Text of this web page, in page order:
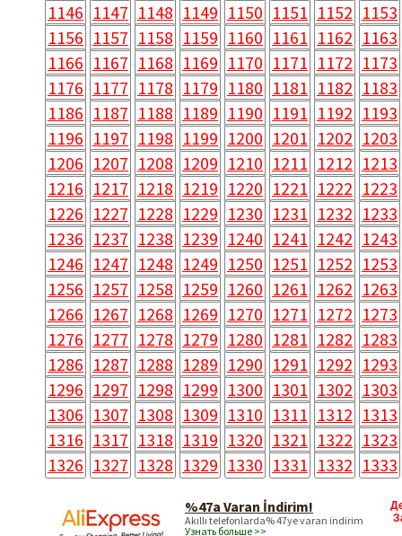
1146 1147 1148 1149 1150 1151 1152 1153
1156 1157 1158 1159 1160 1161 1162 1163
1166 1167 1168 1169 1170 1171 1172 1173
1176 1177 1178 1179 1180 1181 1182 1183
1186 1187 1188 1189 1190 1191 1192 1193
1196 1197 1198 1199 1200 1201 1202 1203
1206 1207 1208 1209 1210 1211 1212 1213
1216 1217 1218 1219 1220 1221 1222 1223
1226 1227 1228 1229 1230 1231 1232 1233
1236 1237 1238 1239 1240 1241 1242 1243
1246 1247 1248 1249 1250 1251 1252 1253
1256 1257 1258 1259 1260 1261 1262 1263
1266 1267 1268 1269 1270 1271 1272 1273
1276 1277 1278 1279 1280 1281 1282 1283
1286 1287 1288 1289 1290 1291 1292 1293
1296 1297 1298 1299 1300 1301 1302 1303
1306 1307 1308 1309 1310 1311 1312 1313
1316 1317 1318 1319 1320 1321 1322 1323
1326 1327 1328 1329 1330 1331 1332 1333
%47a Varan İndirim!
Akıllı telefonlarda% 47ye varan indirim
Узнать больше >>